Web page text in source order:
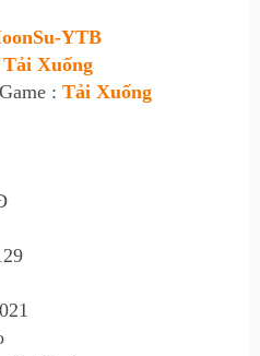
YTB
Tải Xuống
: Tải Xuống